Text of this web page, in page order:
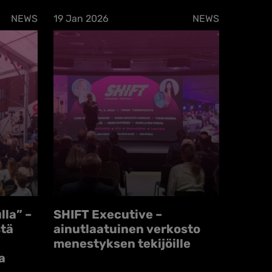
NEWS
–
19 Jan 2026 NEWS
SHIFT Executive –
ainutlaatuinen verkosto
menestyksen tekijöille